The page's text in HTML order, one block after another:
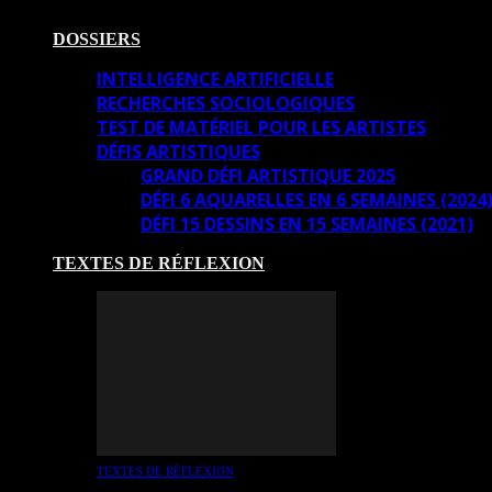
DOSSIERS
INTELLIGENCE ARTIFICIELLE
RECHERCHES SOCIOLOGIQUES
TEST DE MATÉRIEL POUR LES ARTISTES
DÉFIS ARTISTIQUES
GRAND DÉFI ARTISTIQUE 2025
DÉFI 6 AQUARELLES EN 6 SEMAINES (2024)
DÉFI 15 DESSINS EN 15 SEMAINES (2021)
TEXTES DE RÉFLEXION
TEXTES DE RÉFLEXION